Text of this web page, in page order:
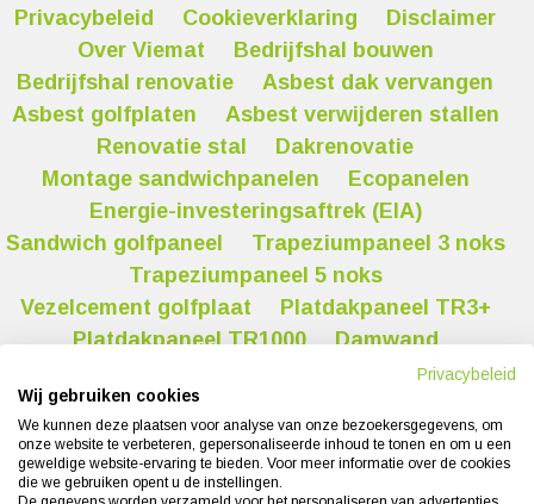
Privacybeleid
Cookieverklaring
Disclaimer
Over Viemat
Bedrijfshal bouwen
Bedrijfshal renovatie
Asbest dak vervangen
Asbest golfplaten
Asbest verwijderen stallen
Renovatie stal
Dakrenovatie
Montage sandwichpanelen
Ecopanelen
Energie-investeringsaftrek (EIA)
Sandwich golfpaneel
Trapeziumpaneel 3 noks
Trapeziumpaneel 5 noks
Vezelcement golfplaat
Platdakpaneel TR3+
Platdakpaneel TR1000
Damwand
Ontwerp : Techniek:
Privacybeleid
Wij gebruiken cookies
We kunnen deze plaatsen voor analyse van onze bezoekersgegevens, om
onze website te verbeteren, gepersonaliseerde inhoud te tonen en om u een
geweldige website-ervaring te bieden. Voor meer informatie over de cookies
die we gebruiken opent u de instellingen.